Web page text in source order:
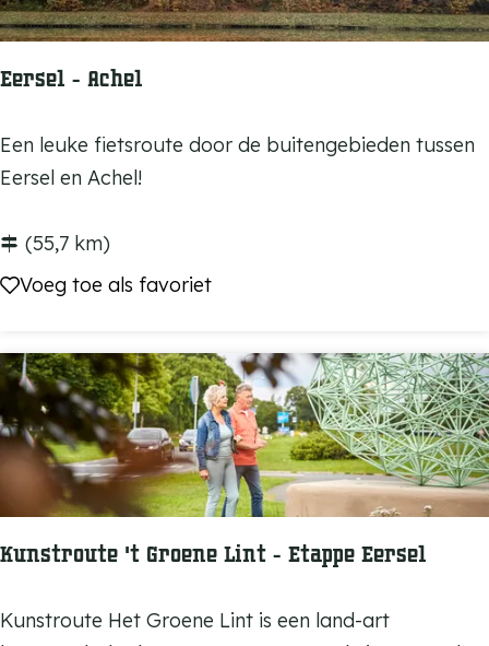
t
Eersel - Achel
E
e
s
e
A
h
Een leuke fietsroute door de buitengebieden tussen
Eersel en Achel!
(55,7 km)
Voeg toe als favoriet
Voeg toe als favoriet
Kunstroute 't Groene Lint - Etappe Eersel
K
Kunstroute Het Groene Lint is een land-art